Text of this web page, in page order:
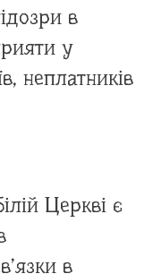
в
у
неплатників
Церкві є
в